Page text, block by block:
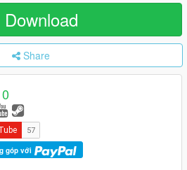
Download
Share
góp với